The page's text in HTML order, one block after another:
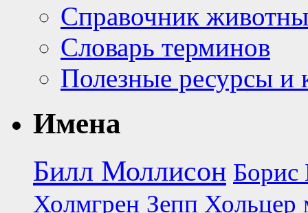
Справочник
Словарь терминов
Полезные ресурсы и
Имена
Билл Моллисон Борис
Холмгрен Зепп Хольцер